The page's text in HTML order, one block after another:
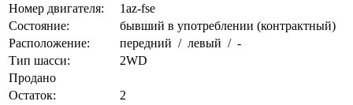
Номер двигателя:
1az-fse
Состояние:
бывший в употреблении (контрактный)
Расположение:
передний / левый / -
Тип шасси:
2WD
Продано
Остаток:
2